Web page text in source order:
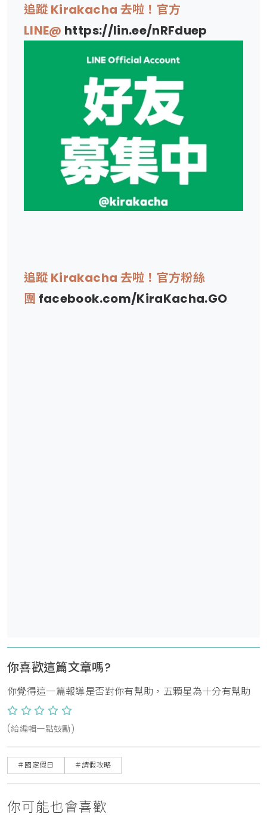
追蹤 Kirakacha 去啦！官方
LINE@ https://lin.ee/nRFduep
追蹤 Kirakacha 去啦！官方粉絲
團 facebook.com/KiraKacha.GO
你喜歡這篇文章嗎?
你覺得這一篇報導是否對你有幫助，五顆星為十分有幫助
(給編輯一點鼓勵)
＃國定假日 ＃請假攻略
你可能也會喜歡